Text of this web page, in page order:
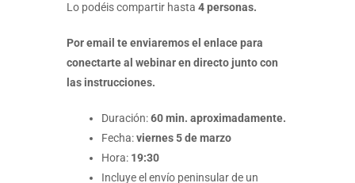
Lo podéis compartir hasta 4 personas.
Por email te enviaremos el enlace para
conectarte al webinar en directo junto con
las instrucciones.
Duración:60 min. aproximadamente.
Fecha:viernes 5 de marzo
Hora: 19:30
Incluye el envío peninsular de un